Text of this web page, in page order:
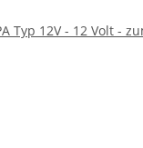
Typ 12V - 12 Volt -